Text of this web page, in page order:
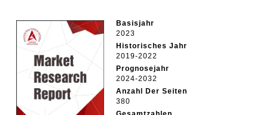
Basisjahr
2023
Historisches Jahr
2019-2022
Prognosejahr
2024-2032
Anzahl Der Seiten
380